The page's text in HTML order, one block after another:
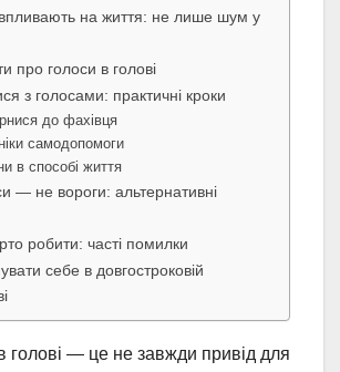
на життя: не лише шум у
про голоси в голові
з голосами: практичні кроки
до фахівця
самодопомоги
в способі життя
— не вороги: альтернативні
робити: часті помилки
себе в довгостроковій
голові — це не завжди привід для